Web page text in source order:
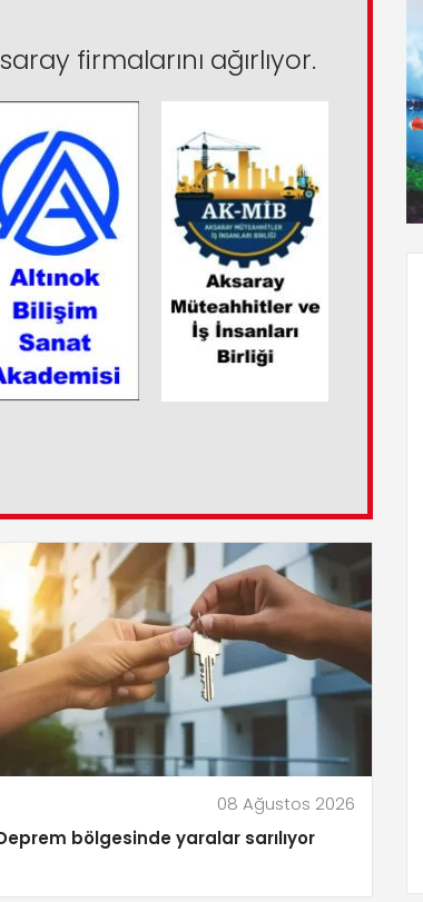
firmalarını ağırlıyor.
08 Ağustos 2026
bölgesinde yaralar sarılıyor